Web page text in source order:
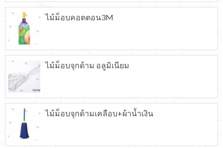
ไม้ม็อบคอตตอน3M
ไม้ม็อบจุกด้าม อลูมิเนียม
ไม้ม็อบจุกด้ามเคลือบ+ผ้าน้ำเงิน